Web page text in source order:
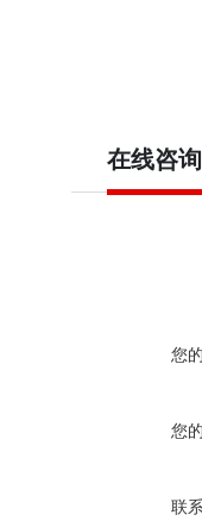
在线咨询
您
您
联